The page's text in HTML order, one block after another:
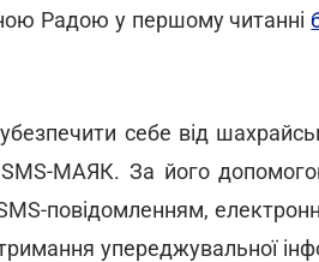
Радою у першому читанні
себе від
SMS-МАЯК. За його
повідомленням,
упереджувальної